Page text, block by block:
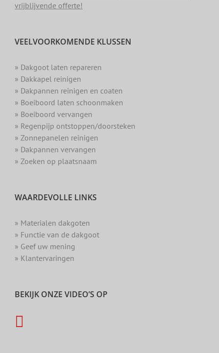
vrijblijvende offerte!
VEELVOORKOMENDE KLUSSEN
» Dakgoot laten repareren
» Dakkapel reinigen
» Dakpannen reinigen en coaten
» Boeiboord laten schoonmaken
» Boeiboord vervangen
» Regenpijp ontstoppen/doorsteken
» Zonnepanelen reinigen
» Dakpannen vervangen
» Zoeken op plaatsnaam
WAARDEVOLLE LINKS
» Materialen dakgoten
» Functie van de dakgoot
» Geef uw mening
» Klantervaringen
BEKIJK ONZE VIDEO’S OP